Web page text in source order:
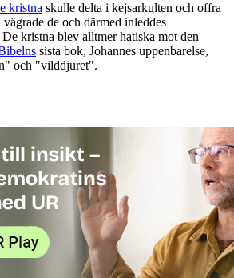
kristna skulle delta i kejsarkulten och offra
de och därmed inleddes
kristna blev alltmer hatiska mot den
sista bok, Johannes uppenbarelse,
och "vilddjuret".